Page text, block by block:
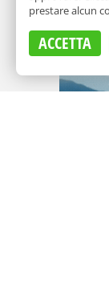
prestare alcun
ACCETTA